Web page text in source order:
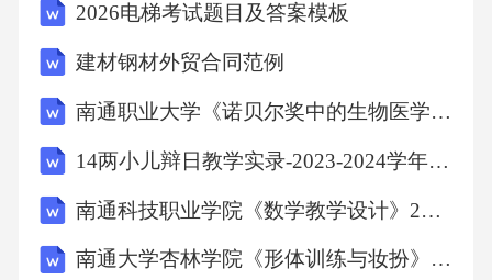
环境中的社会文化因素一般是指特定历史时期
社会发展的一般状况，包括人们的（）。
答案:文化传统企业宏观环境中的经济因素主要
2026电梯考试题目及答案模板
建材钢材外贸合同范例
南通职业大学《诺贝尔奖中的生物医学》2023-2024学年第一学期期末试卷
14两小儿辩日教学实录-2023-2024学年六年级下册语文统编版
南通科技职业学院《数学教学设计》2023-2024学年第一学期期末试卷
南通大学杏林学院《形体训练与妆扮》2023-2024学年第一学期期末试卷